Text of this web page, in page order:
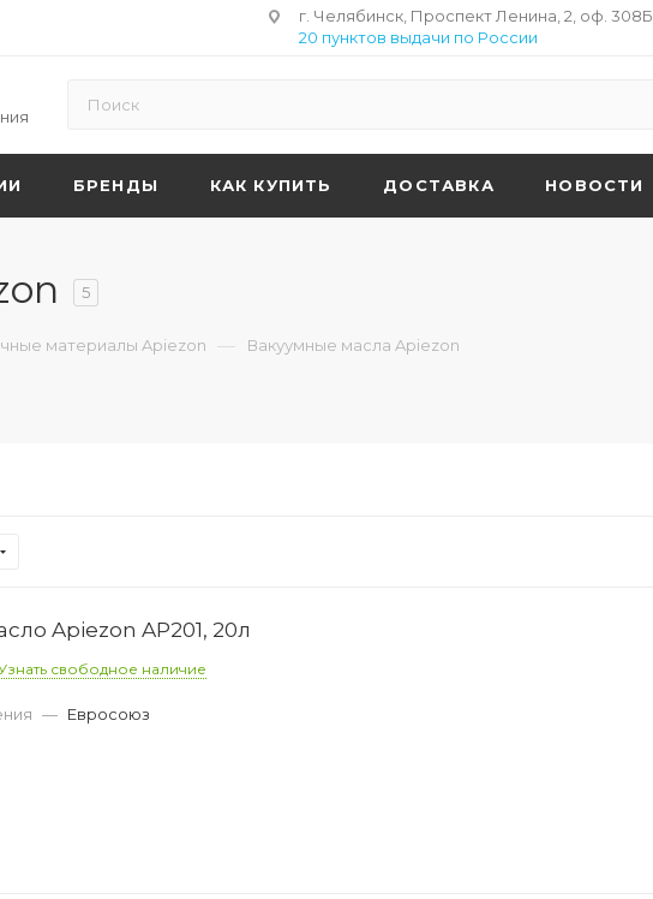
г. Челябинск, Проспект Ленина, 2, оф. 308Б
20 пунктов выдачи по России
БРЕНДЫ КАК КУПИТЬ ДОСТАВКА НОВОСТИ
5
материалы Apiezon — Вакуумные масла Apiezon
Apiezon AP201, 20л
свободное наличие
— Евросоюз